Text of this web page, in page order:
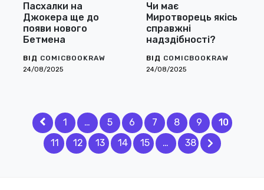
Пасхалки на
Джокера ще до
появи нового
Бетмена
ВІД COMICBOOKRAW
24/08/2025
Чи має
Миротворець якісь
справжні
надздібності?
ВІД COMICBOOKRAW
24/08/2025
1 … 5 6 7 8 9
10
11
12 13 14 15 … 38